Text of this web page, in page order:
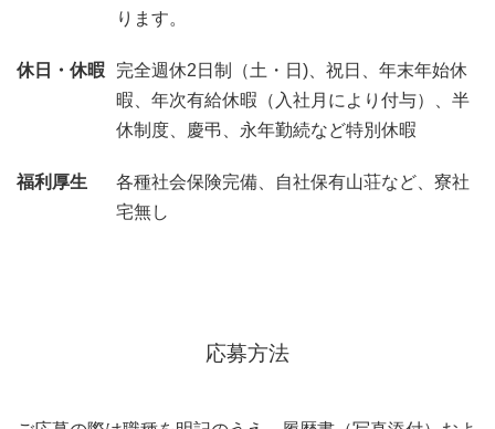
ります。
休日・休暇
完全週休2日制（土・日)、祝日、年末年始休
暇、年次有給休暇（入社月により付与）、半
休制度、慶弔、永年勤続など特別休暇
福利厚生
各種社会保険完備、自社保有山荘など、寮社
宅無し
応募方法